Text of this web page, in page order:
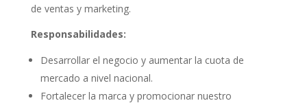
de ventas y marketing.
Responsabilidades:
Desarrollar el negocio y aumentar la cuota de
mercado a nivel nacional.
Fortalecer la marca y promocionar nuestro